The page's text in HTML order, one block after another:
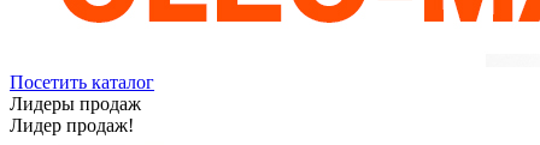
Посетить каталог
Лидеры продаж
Лидер продаж!